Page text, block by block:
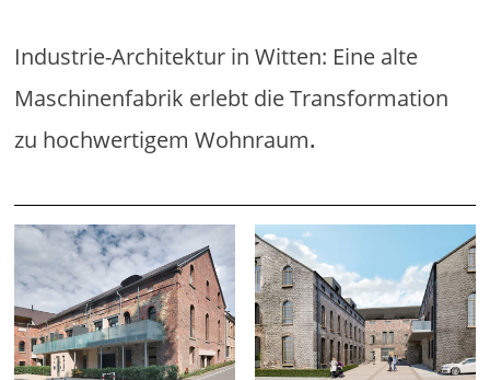
Industrie-Architektur in Witten: Eine alte
Maschinenfabrik erlebt die Transformation
zu hochwertigem Wohnraum.